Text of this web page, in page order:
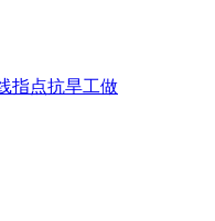
指点抗旱工做